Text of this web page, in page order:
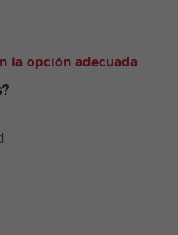
la opción adecuada